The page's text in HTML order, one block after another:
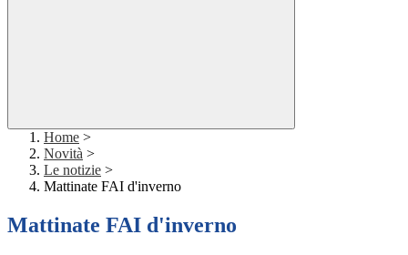
Home >
Novità >
Le notizie >
Mattinate FAI d'inverno
Mattinate FAI d'inverno